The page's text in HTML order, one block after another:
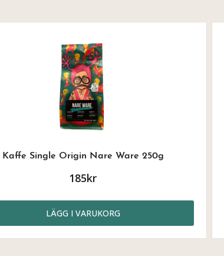
Kaffe Single Origin Nare Ware 250g
185kr
LÄGG I VARUKORG